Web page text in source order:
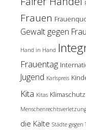
Frauen
Gewalt gegen
Hand in Hand
Frauentag
Jugend Karlspreis
Kita Kitas Klimaschutz
die Kälte Städte gegen